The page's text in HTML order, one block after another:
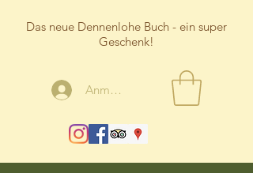
Das neue Dennenlohe Buch - ein super
Geschenk!
Anmelden